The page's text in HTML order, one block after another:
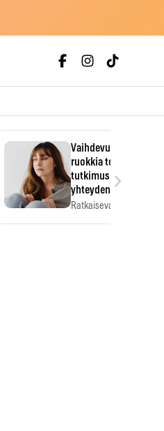
Vaihdevuodet ja
ruokkia toisiaan –
tutkimus paljasti
yhteyden
Ratkaiseva tekijä ei
›